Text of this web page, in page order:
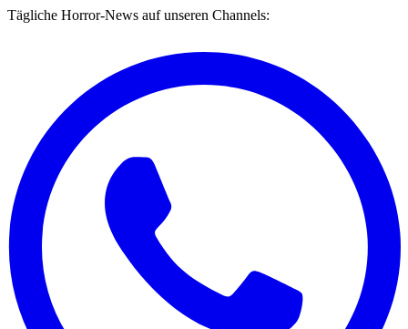
Tägliche Horror-News auf unseren Channels: